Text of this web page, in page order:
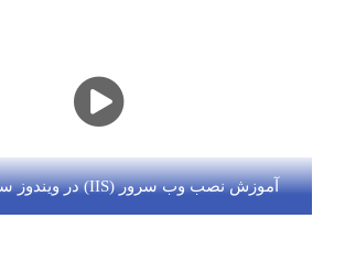
آموزش نصب وب سرور (IIS) در ویندوز سرور ۲۰۱۲